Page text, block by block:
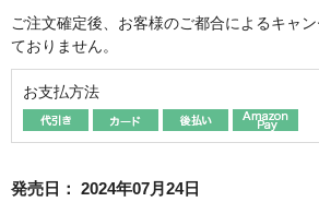
ご注文確定後、お客様のご都合によるキャ
ておりません。
お支払方法
発売日： 2024年07月24日